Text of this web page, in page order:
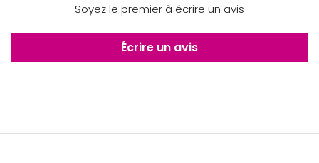
Soyez le premier à écrire un avis
Écrire un avis